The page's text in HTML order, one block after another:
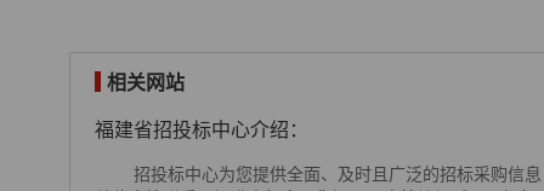
相关网站
福建省招投标中心介绍：
招投标中心为您提供全面、及时且广泛的招标采购信息